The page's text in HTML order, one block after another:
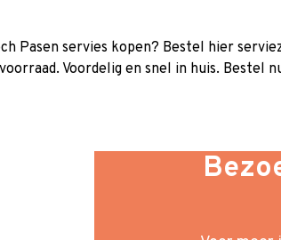
Pasen servies kopen? Bestel hier
Voordelig en snel in huis. Bestel